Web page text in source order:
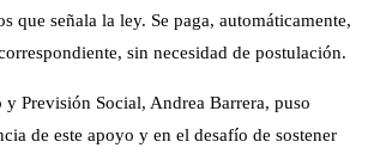
que señala la ley. Se paga, automáticamente,
sin necesidad de postulación.
y Previsión Social, Andrea Barrera, puso
de este apoyo y en el desafío de sostener